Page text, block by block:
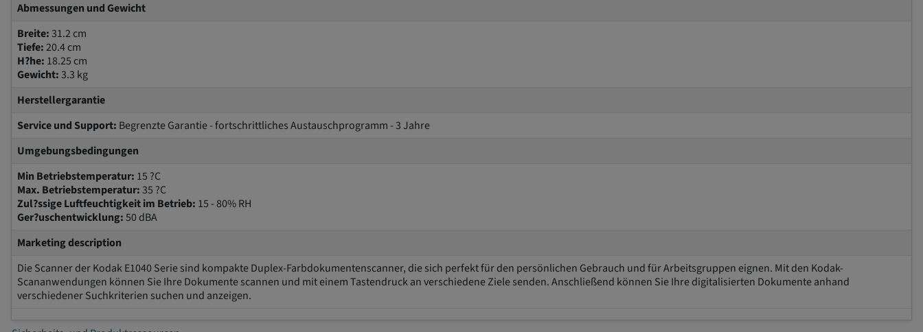
Abmessungen und Gewicht
Breite:31.2 cm
Tiefe:20.4 cm
H?he: 18.25 cm
Gewicht:3.3 kg
Herstellergarantie
Service und Support: Begrenzte Garantie - fortschrittliches Austauschprogramm - 3 Jahre
Umgebungsbedingungen
Min Betriebstemperatur: 15 ?C
Max. Betriebstemperatur:35 ?C
Zul?ssige Luftfeuchtigkeit im Betrieb: 15 - 80% RH
Ger?uschentwicklung:50 dBA
Marketing description
Die Scanner der Kodak E1040 Serie sind kompakte Duplex-Farbdokumentenscanner, die sich perfekt für den persönlichen Gebrauch und für Arbeitsgruppen eignen. Mit den Kodak-
Scananwendungen können Sie Ihre Dokumente scannen und mit einem Tastendruck an verschiedene Ziele senden. Anschließend können Sie Ihre digitalisierten Dokumente anhand
verschiedener Suchkriterien suchen und anzeigen.